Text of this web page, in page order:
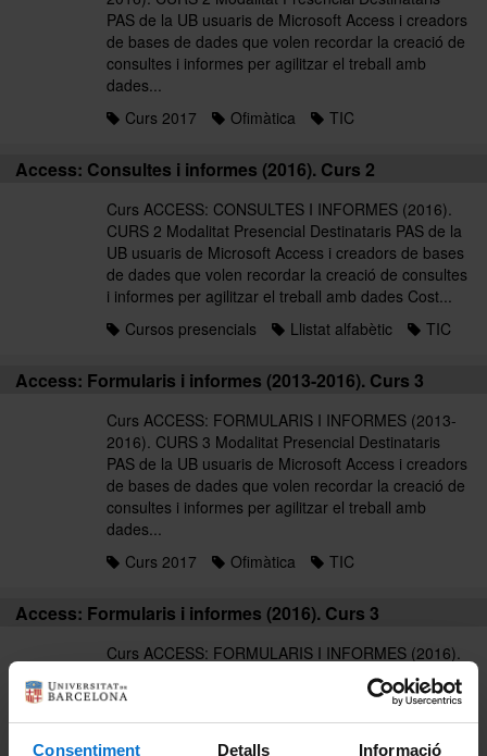
Consentiment Detalls Informació
PAS de la UB usuaris de Microsoft Access i creadors
de bases de dades que volen recordar la creació de
consultes i informes per agilitzar el treball amb
dades...
Curs 2017
Ofimàtica TIC
Access: Consultes i informes (2016). Curs 2
Curs ACCESS: CONSULTES I INFORMES (2016).
CURS 2 Modalitat Presencial Destinataris PAS de la
UB usuaris de Microsoft Access i creadors de bases
de dades que volen recordar la creació de consultes
i informes per agilitzar el treball amb dades Cost...
Cursos presencials
Llistat alfabètic TIC
Access: Formularis i informes (2013-2016). Curs 3
Curs ACCESS: FORMULARIS I INFORMES (2013-
2016). CURS 3 Modalitat Presencial Destinataris
PAS de la UB usuaris de Microsoft Access i creadors
de bases de dades que volen recordar la creació de
consultes i informes per agilitzar el treball amb
dades...
Curs 2017
Ofimàtica TIC
Access: Formularis i informes (2016). Curs 3
Curs ACCESS: FORMULARIS I INFORMES (2016).
CURS 3 Modalitat Presencial Destinataris PAS de la
UB usuaris de Microsoft Access i creadors de bases
de dades que volen recordar la creació de consultes
i informes per agilitzar el treball amb dades Cost...